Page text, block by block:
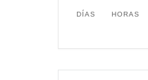
DÍAS HORAS